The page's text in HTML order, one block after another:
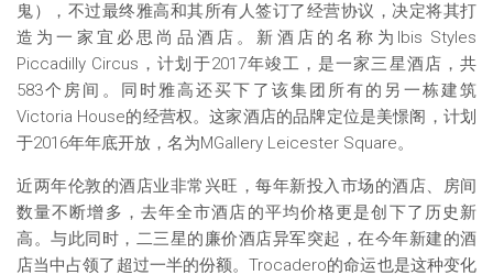
鬼），不过最终雅高和其所有人签订了经营协议，决定将其打
造为一家宜必思尚品酒店。新酒店的名称为Ibis Styles
Piccadilly Circus，计划于2017年竣工，是一家三星酒店，共
583个房间。同时雅高还买下了该集团所有的另一栋建筑
Victoria House的经营权。这家酒店的品牌定位是美憬阁，计划
于2016年年底开放，名为MGallery Leicester Square。
近两年伦敦的酒店业非常兴旺，每年新投入市场的酒店、房间
数量不断增多，去年全市酒店的平均价格更是创下了历史新
高。与此同时，二三星的廉价酒店异军突起，在今年新建的酒
店当中占领了超过一半的份额。Trocadero的命运也是这种变化